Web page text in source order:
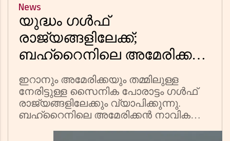
News
യുദ്ധം ഗൾഫ്
രാജ്യങ്ങളിലേക്ക്;
ബഹ്റൈനിലെ അമേരിക്കൻ
നാവിക കേന്ദ്രത്തിന് നേരെ
ആക്രമണം,
അബുദാബിയിലും
കുവൈത്തിലും സ്ഫോടന
ഇറാനും അമേരിക്കയും തമ്മിലുള്ള
നേരിട്ടുള്ള സൈനിക പോരാട്ടം ഗൾഫ്
രാജ്യങ്ങളിലേക്കും വ്യാപിക്കുന്നു.
ബഹ്റൈനിലെ അമേരിക്കൻ നാവിക